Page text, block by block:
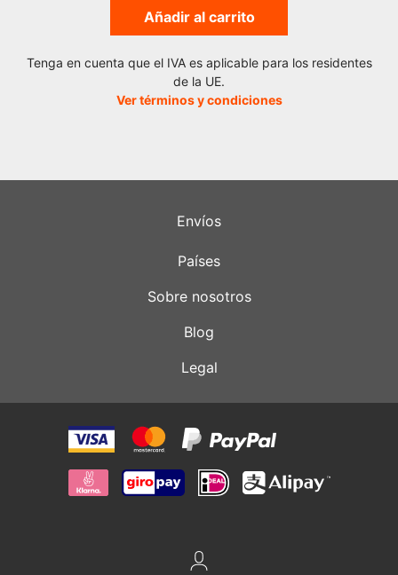
Añadir al carrito
Tenga en cuenta que el IVA es aplicable para los residentes
de la UE.
Ver términos y condiciones
Envíos
Países
Sobre nosotros
Blog
Legal